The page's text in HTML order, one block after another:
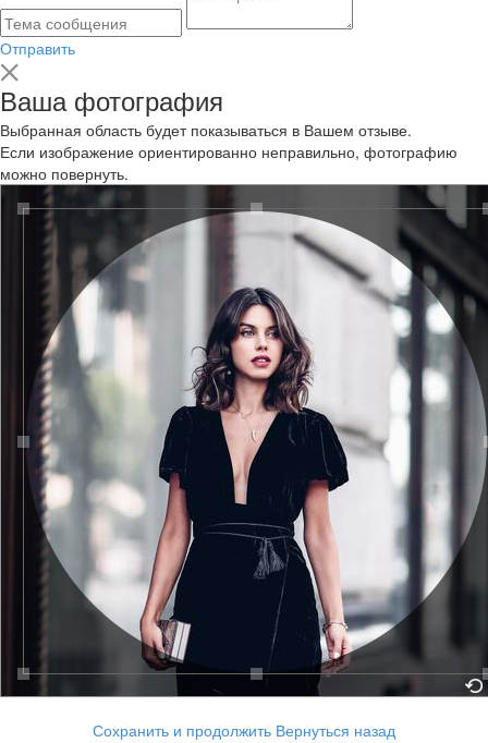
Отправить
Ваша фотография
Выбранная область будет показываться в Вашем отзыве.
Если изображение ориентированно неправильно, фотографию
можно повернуть.
Сохранить и продолжить Вернуться назад